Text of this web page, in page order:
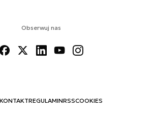
Obserwuj nas
KONTAKTREGULAMINRSSCOOKIES